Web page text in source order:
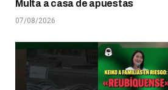
Multa a casa de apuestas
07/08/2026